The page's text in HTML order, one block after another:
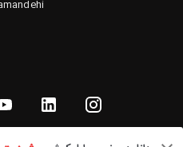
تمامی حقوق این